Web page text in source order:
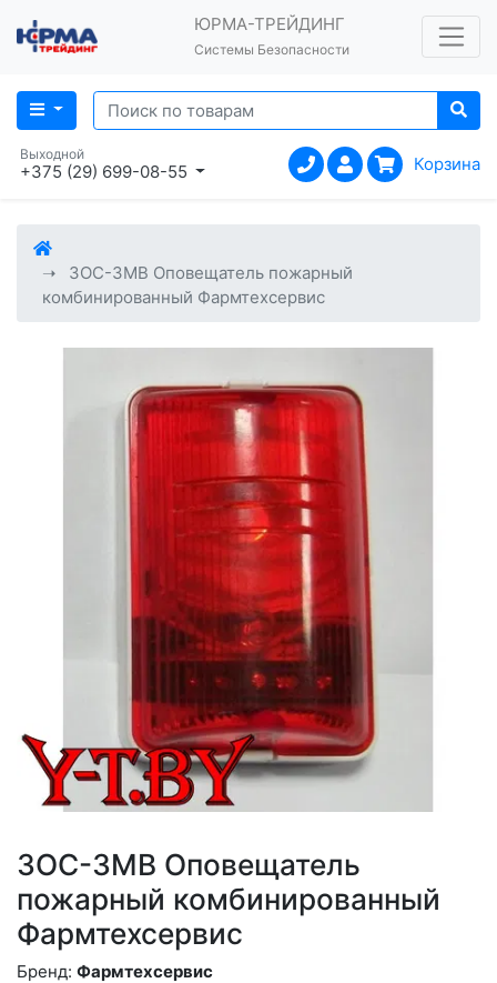
ЮРМА-ТРЕЙДИНГ
Системы Безопасности
Выходной
+375 (29) 699-08-55 Корзина
ЗОС-3МВ Оповещатель пожарный
комбинированный Фармтехсервис
ЗОС-3МВ Оповещатель
пожарный комбинированный
Фармтехсервис
Бренд: Фармтехсервис